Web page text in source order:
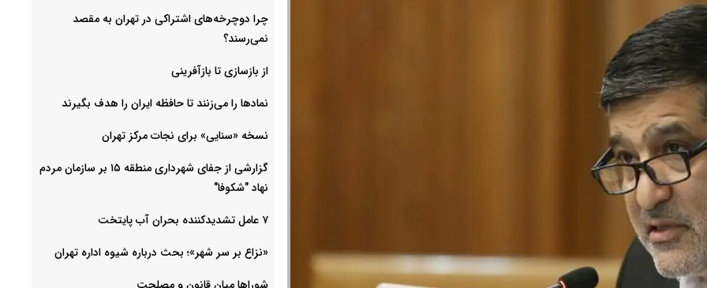
چرا دوچرخه‌های اشتراکی در تهران به مقصد
نمی‌رسند؟
از بازسازی تا بازآفرینی
نمادها را می‌زنند تا حافظه ایران را هدف بگیرند
نسخه «سنایی» برای نجات مرکز تهران
گزارشی از جفای شهرداری منطقه ۱۵ بر سازمان مردم
نهاد "شکوفا"
۷ عامل تشدیدکننده بحران آب پایتخت
«نزاع بر سر شهر»؛ بحث درباره شیوه اداره تهران